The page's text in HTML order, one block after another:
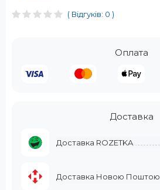
( Відгуків: 0 )
Оплата
Доставка
Доставка ROZETKA
Доставка Новою Поштою